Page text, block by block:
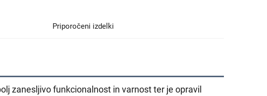
Priporočeni izdelki
zanesljivo funkcionalnost in varnost ter je opravil